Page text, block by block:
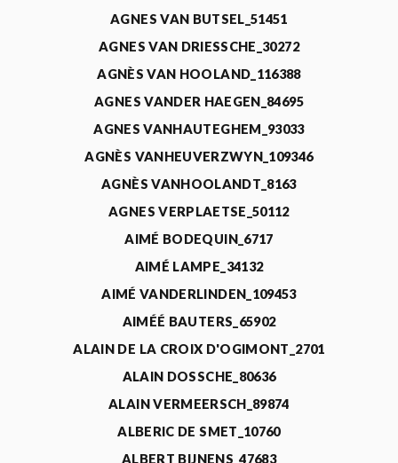
AGNES VAN BUTSEL_51451
AGNES VAN DRIESSCHE_30272
AGNÈS VAN HOOLAND_116388
AGNES VANDER HAEGEN_84695
AGNES VANHAUTEGHEM_93033
AGNÈS VANHEUVERZWYN_109346
AGNÈS VANHOOLANDT_8163
AGNES VERPLAETSE_50112
AIMÉ BODEQUIN_6717
AIMÉ LAMPE_34132
AIMÉ VANDERLINDEN_109453
AIMÉÉ BAUTERS_65902
ALAIN DE LA CROIX D'OGIMONT_2701
ALAIN DOSSCHE_80636
ALAIN VERMEERSCH_89874
ALBERIC DE SMET_10760
ALBERT BIJNENS_47683